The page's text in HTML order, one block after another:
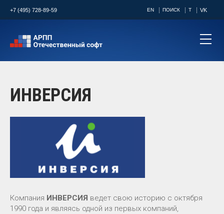
+7 (495) 728-89-59 EN ПОИСК T VK
ИНВЕРСИЯ
Компания ИНВЕРСИЯ ведет свою историю с октября
1990 года и являясь одной из первых компаний,